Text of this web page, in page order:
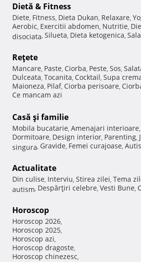
Dietă & Fitness
Diete, Fitness, Dieta Dukan, Relaxare,
Aerobic, Exercitii abdomen, Nutritie,
disociata, Silueta, Dieta ketogenica,
Reţete
Mancare, Paste, Ciorba, Peste, Sos,
Dulceata, Tocanita, Cocktail, Supa
Maioneza, Pilaf, Ciorba perisoare,
Ce mancam azi
Casă şi familie
Mobila bucatarie, Amenajari interioare,
Dormitoare, Design interior, Parenting,
singura, Gravide, Femei curajoase,
Actualitate
Din culise, Interviu, Stirea zilei, Tema
autism, Despărţiri celebre, Vesti Bune,
Horoscop
Horoscop 2026,
Horoscop 2025,
Horoscop azi,
Horoscop dragoste,
Horoscop chinezesc,